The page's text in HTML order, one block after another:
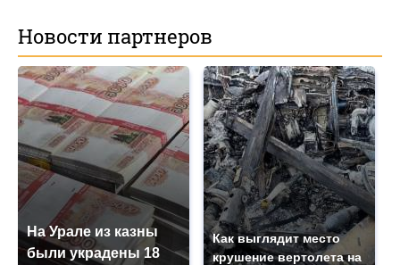
Новости партнеров
На Урале из казны
были украдены 18
Как выглядит место
крушение вертолета на